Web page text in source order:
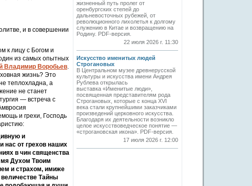
и в совершении
к лицу с Богом и
из самых опытных
Владимир Воробьев.
жизнь? Это
теплохладна, а
не станет
— встреча с
и грехи, Господь
и
нас от грехов наших
в чин священства
мя Духом Твоим
и страхом, имиже
Тайны
жизненный путь пролег от
оренбургских степей до
дальневосточных рубежей, от
революционного лихолетья к долгому
служению в Китае и возвращению на
Родину. PDF-версия.
22 июля 2026 г. 11:30
Искусство именитых людей
Строгановых
В Центральном музее древнерусской
культуры и искусства имени Андрея
Рублева открылась
выставка «Именитые люди»,
посвященная представителям рода
Строгановых, которые с конца XVI
века стали крупнейшими заказчиками
произведений церковного искусства.
Благодаря их деятельности возникло
целое искусствоведческое понятие —
«строгановская икона». PDF-версия.
17 июля 2026 г. 12:00